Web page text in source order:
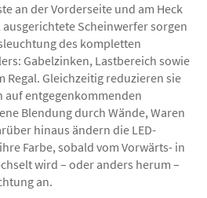
an der Vorderseite und am Heck
Scheinwerfer sorgen
des kompletten
Gabelzinken, Lastbereich sowie
Regal. Gleichzeitig reduzieren sie
auf entgegenkommenden
Blendung durch Wände, Waren
hinaus ändern die LED-
Farbe, sobald vom Vorwärts- in
wird – oder anders herum –
an.